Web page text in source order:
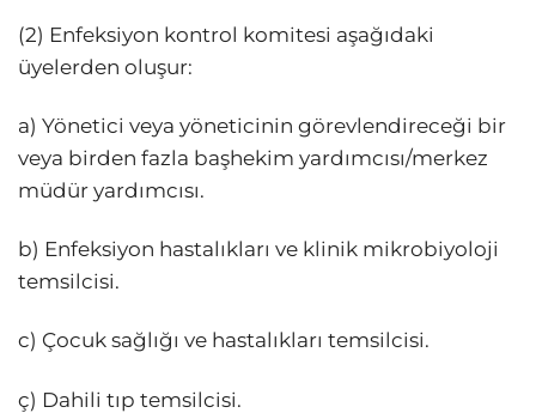
(2) Enfeksiyon kontrol komitesi aşağıdaki
üyelerden oluşur:
a) Yönetici veya yöneticinin görevlendireceği bir
veya birden fazla başhekim yardımcısı/merkez
müdür yardımcısı.
b) Enfeksiyon hastalıkları ve klinik mikrobiyoloji
temsilcisi.
c) Çocuk sağlığı ve hastalıkları temsilcisi.
ç) Dahili tıp temsilcisi.